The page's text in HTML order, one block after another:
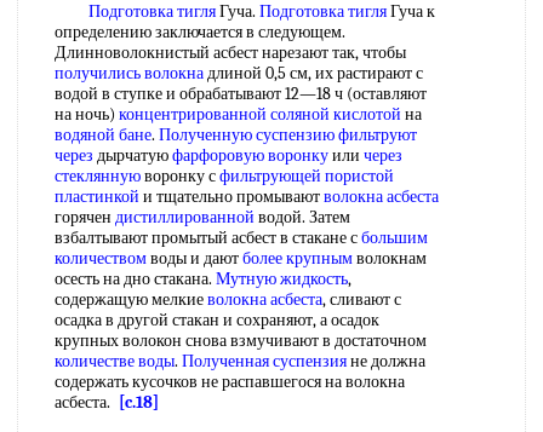
Подготовка тигляГуча. Подготовка тигляГуча к
определению заключается в следующем.
Длинноволокнистый асбест нарезают так, чтобы
получились волокнадлиной 0,5 см, их растирают с
водой в ступке и обрабатывают 12—18 ч (оставляют
на ночь) концентрированной соляной кислотой на
водяной бане. Полученную суспензиюфильтруют
через дырчатуюфарфоровую воронкуили через
стекляннуюворонку сфильтрующей пористой
пластинкой и тщательно промываютволокна асбеста
горячен дистиллированной водой. Затем
взбалтывают промытый асбест в стакане сбольшим
количествомводы и даютболее крупнымволокнам
осесть на дно стакана. Мутную жидкость,
содержащую мелкиеволокна асбеста, сливают с
осадка в другой стакан и сохраняют, а осадок
крупных волокон снова взмучивают в достаточном
количестве воды. Полученная суспензияне должна
содержать кусочков не распавшегося на волокна
асбеста.
[c.18]